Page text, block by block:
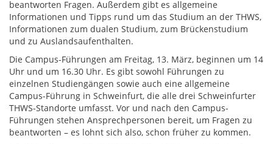
beantworten Fragen. Außerdem gibt es allgemeine
Informationen und Tipps rund um das Studium an der THWS,
Informationen zum dualen Studium, zum Brückenstudium
und zu Auslandsaufenthalten.
Die Campus-Führungen am Freitag, 13. März, beginnen um 14
Uhr und um 16.30 Uhr. Es gibt sowohl Führungen zu
einzelnen Studiengängen sowie auch eine allgemeine
Campus-Führung in Schweinfurt, die alle drei Schweinfurter
THWS-Standorte umfasst. Vor und nach den Campus-
Führungen stehen Ansprechpersonen bereit, um Fragen zu
beantworten – es lohnt sich also, schon früher zu kommen.